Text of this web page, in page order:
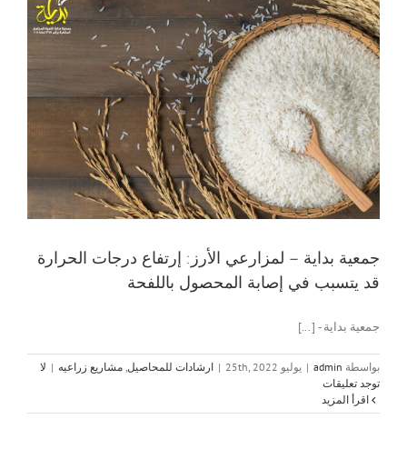
جمعية بداية – لمزارعي الأرز: إرتفاع درجات الحرارة
قد يتسبب في إصابة المحصول باللفحة
جمعية بداية - [...]
بواسطة admin
| يوليو 25th, 2022 | ارشادات للمحاصيل مشاريع زراعيه | لا
توجد تعليقات